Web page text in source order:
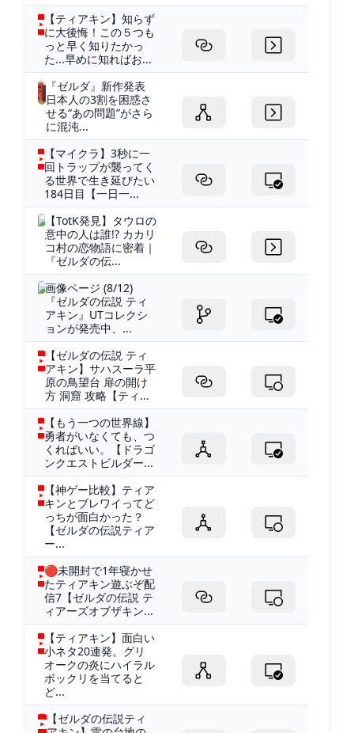
【ティアキン】知らず
に大後悔！この５つも
っと早く知りたかっ
た...早めに知ればお...
『ゼルダ』新作発表
日本人の3割を困惑さ
せる“あの問題”がさら
に混沌...
【マイクラ】3秒に一
回トラップが襲ってく
る世界で生き延びたい
184日目【一日一...
【TotK発見】タウロの
意中の人は誰!? カカリ
コ村の恋物語に密着｜
『ゼルダの伝...
画像ページ (8/12)
『ゼルダの伝説 ティ
アキン』UTコレクシ
ョンが発売中、...
【ゼルダの伝説 ティ
アキン】サハスーラ平
原の鳥望台 扉の開け
方 洞窟 攻略【ティ...
【もう一つの世界線】
勇者がいなくても、つ
くればいい。【ドラゴ
ンクエストビルダー...
【神ゲー比較】ティア
キンとブレワイってど
っちが面白かった？
【ゼルダの伝説ティア
ー...
🔴未開封で1年寝かせ
たティアキン遊ぶぞ配
信7【ゼルダの伝説 テ
ィアーズオブザキン...
【ティアキン】面白い
小ネタ20連発。グリ
オークの炎にハイラル
ボックリを当てると
ど...
【ゼルダの伝説ティ